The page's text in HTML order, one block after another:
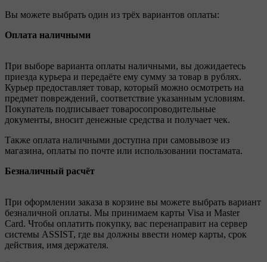
Вы можете выбрать один из трёх вариантов оплаты:
Оплата наличными
При выборе варианта оплаты наличными, вы дожидаетесь
приезда курьера и передаёте ему сумму за товар в рублях.
Курьер предоставляет товар, который можно осмотреть на
предмет повреждений, соответствие указанным условиям.
Покупатель подписывает товаросопроводительные
документы, вносит денежные средства и получает чек.
Также оплата наличными доступна при самовывозе из
магазина, оплаты по почте или использовании постамата.
Безналичный расчёт
При оформлении заказа в корзине вы можете выбрать вариант
безналичной оплаты. Мы принимаем карты Visa и Master
Card. Чтобы оплатить покупку, вас перенаправит на сервер
системы ASSIST, где вы должны ввести номер карты, срок
действия, имя держателя.